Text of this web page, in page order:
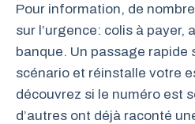
Pour information, de
sur l’urgence: colis à payer,
banque. Un passage rapide
scénario et réinstalle votre
découvrez si le numéro est
d’autres ont déjà raconté